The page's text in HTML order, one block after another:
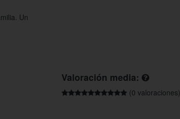
Un
Valoración media:
(0 valoraciones)